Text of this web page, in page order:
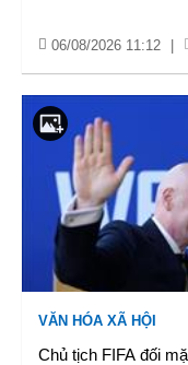
06/08/2026 11:12
VĂN HÓA XÃ HỘI
Chủ tịch FIFA đối